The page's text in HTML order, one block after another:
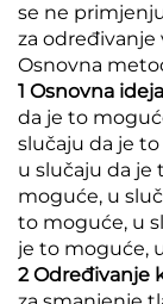
se ne
za određivanje
Osnovna
1 Osnovna
da je to
slučaju da je
u slučaju da je
moguće, u
to moguće, u
je to moguće,
2 Određivanje